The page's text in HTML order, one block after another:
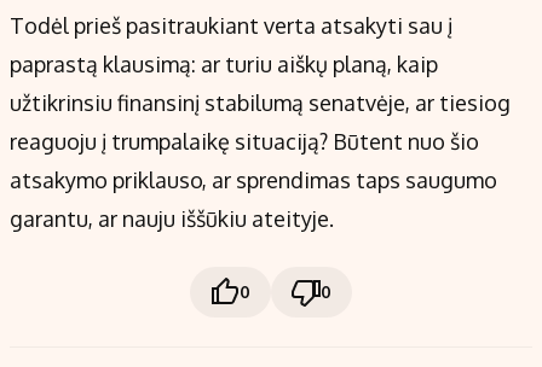
Todėl prieš pasitraukiant verta atsakyti sau į
paprastą klausimą: ar turiu aiškų planą, kaip
užtikrinsiu finansinį stabilumą senatvėje, ar tiesiog
reaguoju į trumpalaikę situaciją? Būtent nuo šio
atsakymo priklauso, ar sprendimas taps saugumo
garantu, ar nauju iššūkiu ateityje.
0 0